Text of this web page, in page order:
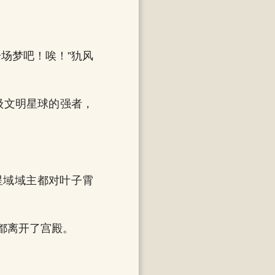
梦吧！唉！”犰风
明星球的强者，
域主都对叶子霄
开了宫殿。